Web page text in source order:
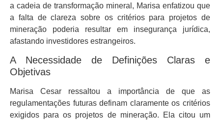
a cadeia de transformação mineral, Marisa enfatizou que
a falta de clareza sobre os critérios para projetos de
mineração poderia resultar em insegurança jurídica,
afastando investidores estrangeiros.
A Necessidade de Definições Claras e
Objetivas
Marisa Cesar ressaltou a importância de que as
regulamentações futuras definam claramente os critérios
exigidos para os projetos de mineração. Ela citou um